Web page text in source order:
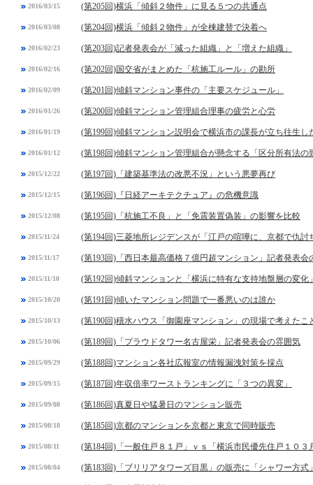
2016/03/15 (第205回)横浜「傾斜２物件」に見る５つの共通点
2016/03/08 (第204回)横浜「傾斜２物件」が全棟建替で決着へ
2016/02/23 (第203回)記者発表会が「減った組織」と「増えた組織」
2016/02/16 (第202回)国交省がまとめた「杭施工ルール」の勘所
2016/02/09 (第201回)傾斜マンション事件の「主要スケジュール」
2016/01/26 (第200回)傾斜マンション管理組合理事の疲労と心労
2016/01/19 (第199回)傾斜マンション説明会で横浜市の課長が立ち往生し
2016/01/12 (第198回)傾斜マンション管理組合が懸念する「区分所有法の
2015/12/22 (第197回)「建築基準法の改悪不況」という悪夢再び
2015/12/15 (第196回)『日経アーキテクチュア』の危機意識
2015/12/08 (第195回)「杭施工不良」と「免震装置偽装」の影響を比較
2015/11/24 (第194回)三菱地所レジデンスが「江戸の喧嘩に、京都で仇討
2015/11/17 (第193回)「西日本最高価格７億円超マンション」記者発表会
2015/11/10 (第192回)傾斜マンションと「横浜に特有な支持地盤層の変化
2015/10/20 (第191回)傾いたマンション問題で一番悪いのは誰か
2015/10/13 (第190回)積水ハウス「御園座マンション」の現場で考えたこ
2015/10/06 (第189回)「プラウドタワー名古屋栄」記者発表会の雰囲気
2015/09/29 (第188回)マンション各社広報室の情報漏洩対策を採点
2015/09/15 (第187回)年収倍率ワーストランキングに「３つの異変」
2015/09/08 (第186回)真夏日や猛暑日のマンション販売
2015/08/18 (第185回)京都のマンションを京都と東京で同時販売
2015/08/11 (第184回)「一般住戸８１戸」ｖｓ「横浜市民優先住戸１０３
2015/08/04 (第183回)「ブリリアタワーズ目黒」の販売に「シャワー方式